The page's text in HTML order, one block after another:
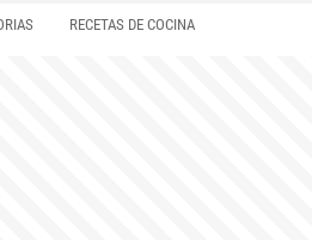
RECETAS DE COCINA